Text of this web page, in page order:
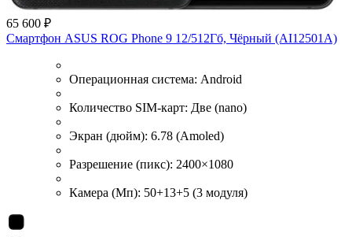
65 600 ₽
Смартфон ASUS ROG Phone 9 12/512Гб, Чёрный (AI12501A)
Операционная система: Android
Количество SIM-карт: Две (nano)
Экран (дюйм): 6.78 (Amoled)
Разрешение (пикс): 2400×1080
Камера (Мп): 50+13+5 (3 модуля)